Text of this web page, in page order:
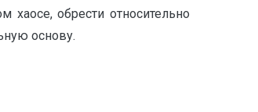
обрести относительно
основу.